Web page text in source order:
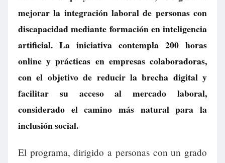
mejorar la integración laboral de personas con
discapacidad mediante formación en inteligencia
artificial. La iniciativa contempla 200 horas
online y prácticas en empresas colaboradoras,
con el objetivo de reducir la brecha digital y
facilitar su acceso al mercado laboral,
considerado el camino más natural para la
inclusión social.
El programa, dirigido a personas con un grado